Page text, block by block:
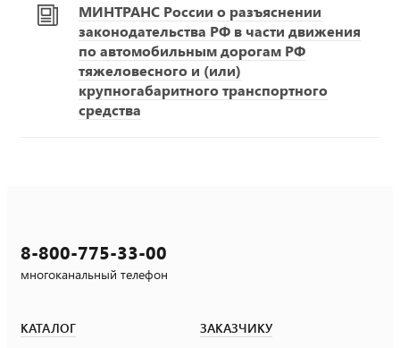
МИНТРАНС России о разъяснении
законодательства РФ в части движения
по автомобильным дорогам РФ
тяжеловесного и (или)
крупногабаритного транспортного
средства
8-800-775-33-00
многоканальный телефон
КАТАЛОГ ЗАКАЗЧИКУ